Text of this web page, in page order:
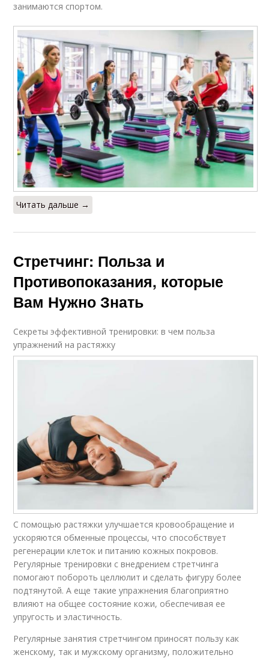
занимаются спортом.
Читать дальше →
Стретчинг: Польза и
Противопоказания, которые
Вам Нужно Знать
Секреты эффективной тренировки: в чем польза
упражнений на растяжку
С помощью растяжки улучшается кровообращение и
ускоряются обменные процессы, что способствует
регенерации клеток и питанию кожных покровов.
Регулярные тренировки с внедрением стретчинга
помогают побороть целлюлит и сделать фигуру более
подтянутой. А еще такие упражнения благоприятно
влияют на общее состояние кожи, обеспечивая ее
упругость и эластичность.
Регулярные занятия стретчингом приносят пользу как
женскому, так и мужскому организму, положительно